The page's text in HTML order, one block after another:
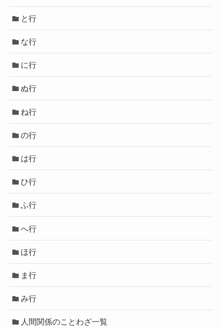
と行
な行
に行
ぬ行
ね行
の行
は行
ひ行
ふ行
へ行
ほ行
ま行
み行
人間関係のことわざ一覧